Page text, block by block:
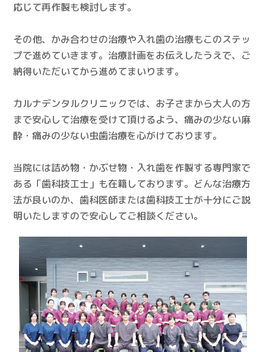
応じて再作製も検討します。
その他、かみ合わせの治療や入れ歯の治療もこのステッ
プで進めていきます。治療計画をお伝えしたうえで、ご
納得いただいてから進めてまいります。
カルナデンタルクリニックでは、お子さまから大人の方
まで安心して治療を受けて頂けるよう、痛みの少ない麻
酔・痛みの少ない虫歯治療を心がけております。
当院には詰め物・かぶせ物・入れ歯を作製する専門家で
ある「歯科技工士」も在籍しております。どんな治療方
法が良いのか、歯科医師または歯科技工士が十分にご説
明いたしますので安心してご相談ください。